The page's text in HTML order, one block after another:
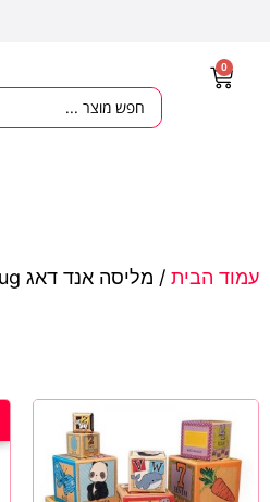
0
עמוד הבית / מליסה אנד דאג melissa and doug